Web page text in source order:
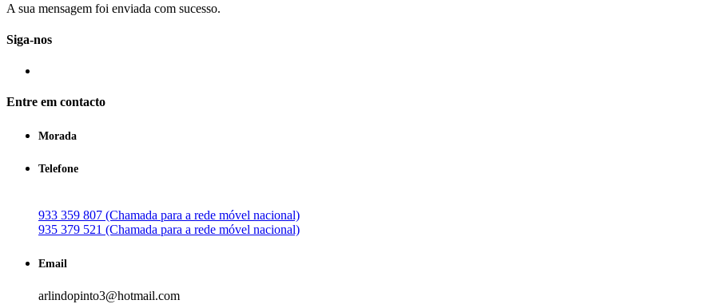
A sua mensagem foi enviada com sucesso.
Siga-nos
Entre em contacto
Morada
Telefone
933 359 807 (Chamada para a rede móvel nacional)
935 379 521 (Chamada para a rede móvel nacional)
Email
arlindopinto3@hotmail.com